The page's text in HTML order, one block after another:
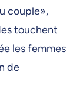
couple»,
touchent
les femmes
de